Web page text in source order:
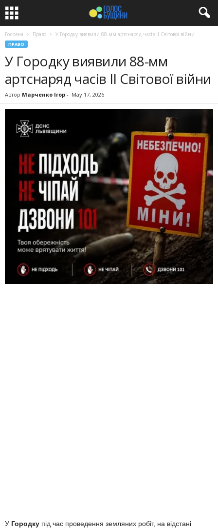
Головна Право У Городку виявили 88-мм артснаряд часів ІІ Світової війни
ПРАВО
У Городку виявили 88-мм
артснаряд часів ІІ Світової війни
Автор Марченко Ігор - May 17, 2026
У Городку під час проведення земляних робіт, на відстані